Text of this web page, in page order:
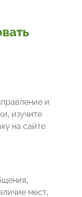
и
изучите
на сайте
мест,